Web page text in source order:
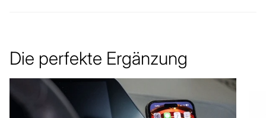
Die perfekte Ergänzung